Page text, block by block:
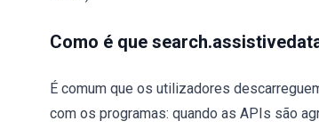
Como é que
É comum que os utilizadores
com os programas: quando as APIs são